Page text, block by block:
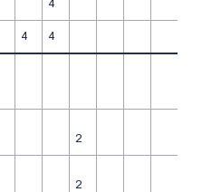
4
4 4
2
2